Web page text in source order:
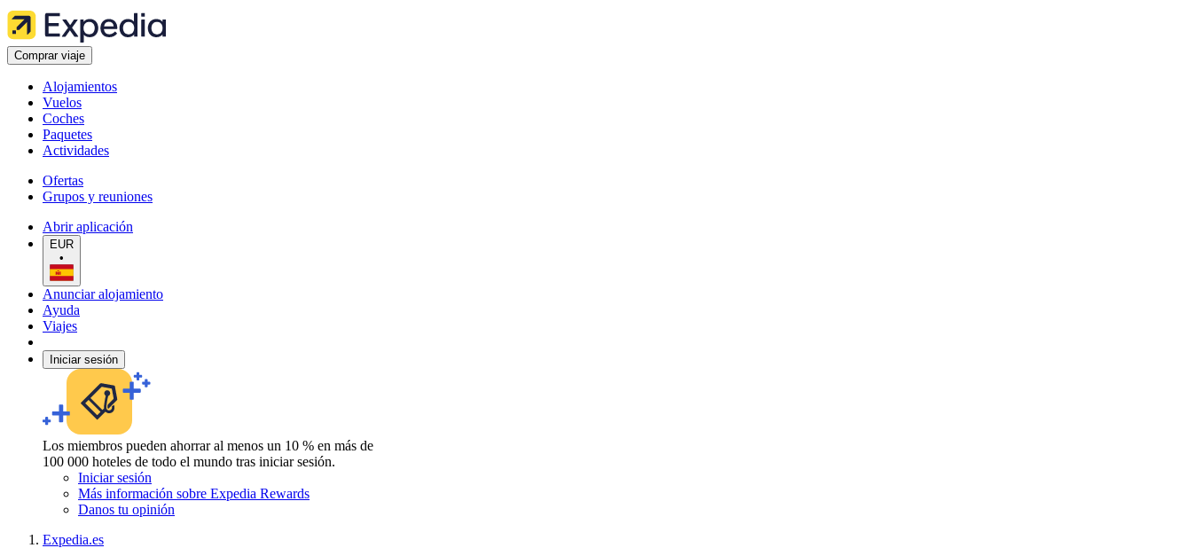
Comprar viaje
Alojamientos
Vuelos
Coches
Paquetes
Actividades
Ofertas
Grupos y reuniones
Abrir aplicación
EUR
•
Anunciar alojamiento
Ayuda
Viajes
Iniciar sesión
Los miembros pueden ahorrar al menos un 10 % en más de
100 000 hoteles de todo el mundo tras iniciar sesión.
Iniciar sesión
Más información sobre Expedia Rewards
Danos tu opinión
Expedia.es